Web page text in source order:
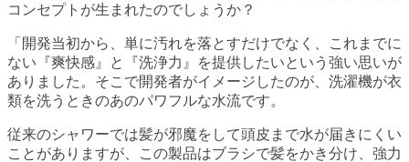
コンセプトが生まれたのでしょうか？
「開発当初から、単に汚れを落とすだけでなく、これまでに
ない『爽快感』と『洗浄力』を提供したいという強い思いが
ありました。そこで開発者がイメージしたのが、洗濯機が衣
類を洗うときのあのパワフルな水流です。
従来のシャワーでは髪が邪魔をして頭皮まで水が届きにくい
ことがありますが、この製品はブラシで髪をかき分け、強力